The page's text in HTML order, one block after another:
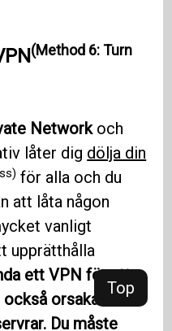
Top
(Method 6: Turn
Networkoch
låter dig dölja din
för alla och du
att låta någon
vanligt
upprätthålla
ett VPN för att
orsaka hinder
Du måste